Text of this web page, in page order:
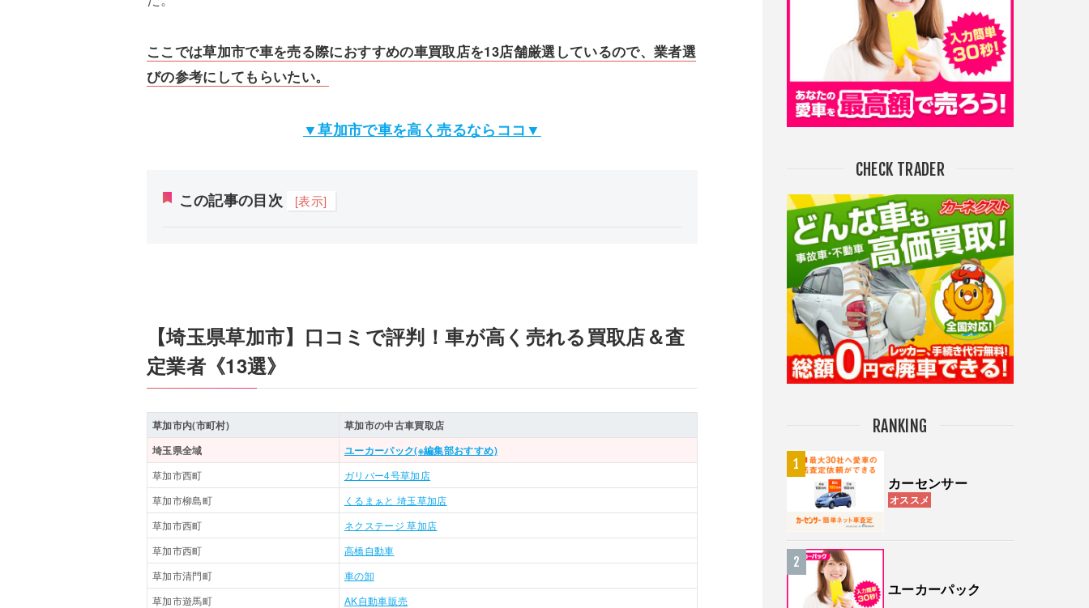
ここでは草加市で車を売る際におすすめの車買取店を13店舗厳選しているので、業者選
びの参考にしてもらいたい。
▼草加市で車を高く売るならココ▼
この記事の目次 [表示]
【埼玉県草加市】口コミで評判！車が高く売れる買取店＆査
定業者《13選》
草加市内(市町村)
草加市の中古車買取店
埼玉県全域
ユーカーパック(※編集部おすすめ)
草加市西町
ガリバー4号草加店
草加市柳島町
くるまぁと 埼玉草加店
草加市西町
ネクステージ 草加店
草加市西町
高橋自動車
草加市清門町
車の卸
草加市遊馬町
AK自動車販売
CHECK TRADER
RANKING
カーセンサー
オススメ
ユーカーパック